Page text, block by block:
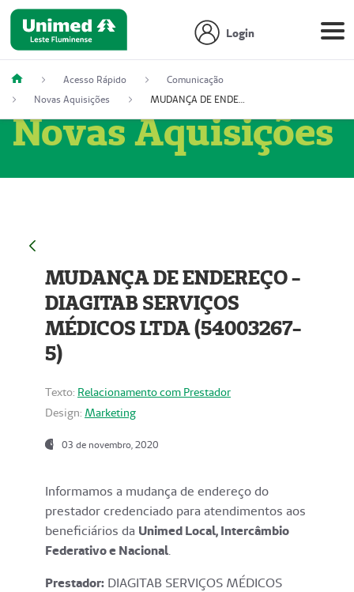
Login
Acesso Rápido
Comunicação
Novas Aquisições
MUDANÇA DE ENDEREÇO - DIAGITAB SERVIÇOS MÉDICOS LTDA (54003267-5)
Novas Aquisições
MUDANÇA DE ENDEREÇO -
DIAGITAB SERVIÇOS
MÉDICOS LTDA (54003267-
5)
Texto: Relacionamento com Prestador
Design: Marketing
03 de novembro, 2020
Informamos a mudança de endereço do
prestador credenciado para atendimentos aos
beneficiários da Unimed Local, Intercâmbio
Federativo e Nacional.
Prestador: DIAGITAB SERVIÇOS MÉDICOS